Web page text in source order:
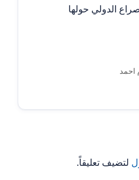
الدولي حولها
احمد
لتضيف تعليقاً.